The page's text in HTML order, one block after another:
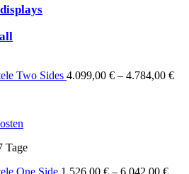
Two Sides 4.099,00 € – 4.784,00 €
Tage
One Side 1.526,00 € – 6.042,00 €